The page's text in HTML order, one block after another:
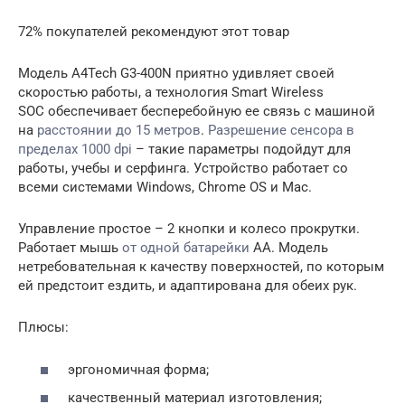
72% покупателей рекомендуют этот товар
Модель A4Tech G3-400N приятно удивляет своей
скоростью работы, а технология Smart Wireless
SOC обеспечивает бесперебойную ее связь с машиной
на расстоянии до 15 метров. Разрешение сенсора в
пределах 1000 dpi – такие параметры подойдут для
работы, учебы и серфинга. Устройство работает со
всеми системами Windows, Chrome OS и Mac.
Управление простое – 2 кнопки и колесо прокрутки.
Работает мышь от одной батарейки АА. Модель
нетребовательная к качеству поверхностей, по которым
ей предстоит ездить, и адаптирована для обеих рук.
Плюсы:
эргономичная форма;
качественный материал изготовления;